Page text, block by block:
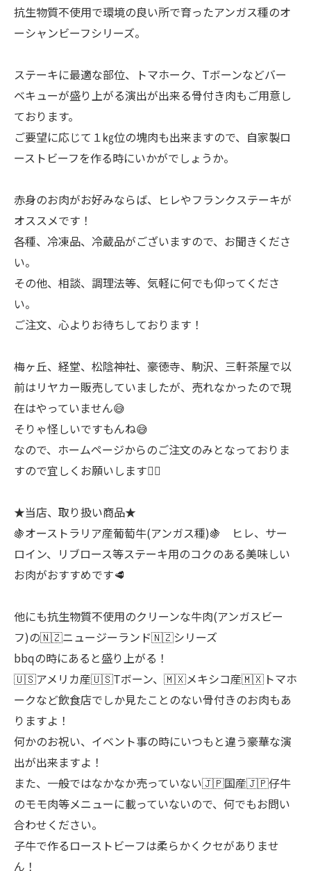
抗生物質不使用で環境の良い所で育ったアンガス種のオ
ーシャンビーフシリーズ。
ステーキに最適な部位、トマホーク、Tボーンなどバー
ベキューが盛り上がる演出が出来る骨付き肉もご用意し
ております。
ご要望に応じて１㎏位の塊肉も出来ますので、自家製ロ
ーストビーフを作る時にいかがでしょうか。
赤身のお肉がお好みならば、ヒレやフランクステーキが
オススメです！
各種、冷凍品、冷蔵品がございますので、お聞きくださ
い。
その他、相談、調理法等、気軽に何でも仰ってくださ
い。
ご注文、心よりお待ちしております！
梅ヶ丘、経堂、松陰神社、豪徳寺、駒沢、三軒茶屋で以
前はリヤカー販売していましたが、売れなかったので現
在はやっていません😅
そりゃ怪しいですもんね😅
なので、ホームページからのご注文のみとなっておりま
すので宜しくお願いします🙇‍♂
★当店、取り扱い商品★
🍇オーストラリア産葡萄牛(アンガス種)🍇 ヒレ、サー
ロイン、リブロース等ステーキ用のコクのある美味しい
お肉がおすすめです🥩
他にも抗生物質不使用のクリーンな牛肉(アンガスビー
フ)の🇳🇿ニュージーランド🇳🇿シリーズ
bbqの時にあると盛り上がる！
🇺🇸アメリカ産🇺🇸Tボーン、🇲🇽メキシコ産🇲🇽トマホ
ークなど飲食店でしか見たことのない骨付きのお肉もあ
りますよ！
何かのお祝い、イベント事の時にいつもと違う豪華な演
出が出来ますよ！
また、一般ではなかなか売っていない🇯🇵国産🇯🇵仔牛
のモモ肉等メニューに載っていないので、何でもお問い
合わせください。
子牛で作るローストビーフは柔らかくクセがありませ
ん！